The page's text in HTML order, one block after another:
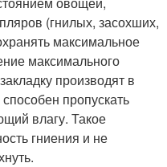
(гнилых, засохших,
максимальное
максимального
производят в
пропускать
влагу. Такое
гниения и не